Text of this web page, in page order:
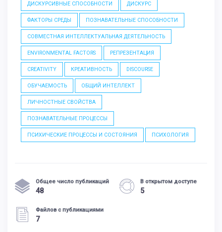
ДИСКУРСИВНЫЕ СПОСОБНОСТИ ДИСКУРС
ФАКТОРЫ СРЕДЫ ПОЗНАВАТЕЛЬНЫЕ СПОСОБНОСТИ
СОВМЕСТНАЯ ИНТЕЛЛЕКТУАЛЬНАЯ ДЕЯТЕЛЬНОСТЬ
ENVIRONMENTAL FACTORS РЕПРЕЗЕНТАЦИЯ
CREATIVITY КРЕАТИВНОСТЬ DISCOURSE
ОБУЧАЕМОСТЬ ОБЩИЙ ИНТЕЛЛЕКТ
ЛИЧНОСТНЫЕ СВОЙСТВА
ПОЗНАВАТЕЛЬНЫЕ ПРОЦЕССЫ
ПСИХИЧЕСКИЕ ПРОЦЕССЫ И СОСТОЯНИЯ ПСИХОЛОГИЯ
Общее число публикаций
48
В открытом доступе
5
Файлов с публикациями
7